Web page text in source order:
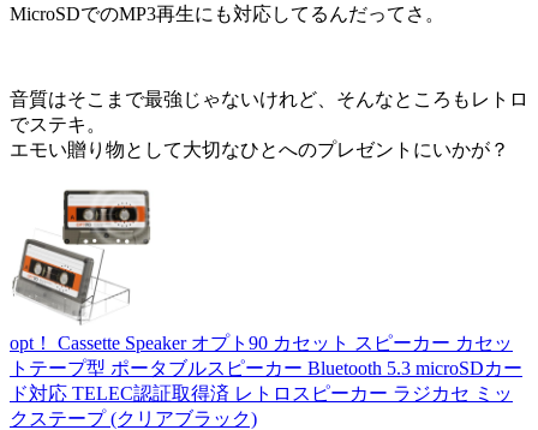
MicroSDでのMP3再生にも対応してるんだってさ。
音質はそこまで最強じゃないけれど、そんなところもレトロ
でステキ。
エモい贈り物として大切なひとへのプレゼントにいかが？
opt！ Cassette Speaker オプト90 カセット スピーカー カセッ
トテープ型 ポータブルスピーカー Bluetooth 5.3 microSDカー
ド対応 TELEC認証取得済 レトロスピーカー ラジカセ ミッ
クステープ (クリアブラック)